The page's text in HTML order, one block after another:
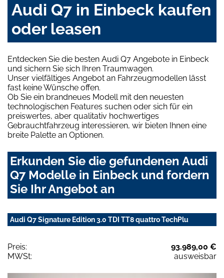
Audi Q7 in Einbeck kaufen
oder leasen
Entdecken Sie die besten Audi Q7 Angebote in Einbeck
und sichern Sie sich Ihren Traumwagen.
Unser vielfältiges Angebot an Fahrzeugmodellen lässt
fast keine Wünsche offen.
Ob Sie ein brandneues Modell mit den neuesten
technologischen Features suchen oder sich für ein
preiswertes, aber qualitativ hochwertiges
Gebrauchtfahrzeug interessieren, wir bieten Ihnen eine
breite Palette an Optionen.
Erkunden Sie die gefundenen Audi
Q7 Modelle in Einbeck und fordern
Sie Ihr Angebot an
Audi Q7 Signature Edition 3.0 TDI TT8 quattro TechPlu
Preis:
93.989,00 €
MWSt:
ausweisbar